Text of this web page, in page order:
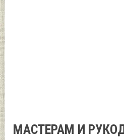
МАСТЕРАМ И